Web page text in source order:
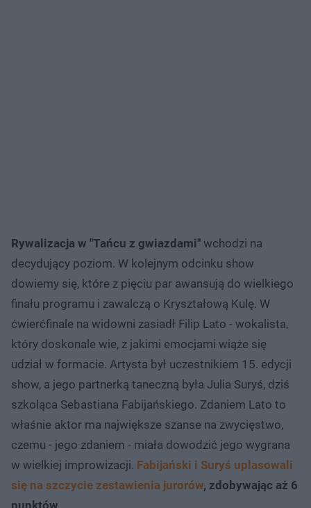
Rywalizacja w "Tańcu z gwiazdami" wchodzi na
decydujący poziom. W kolejnym odcinku show
dowiemy się, które z pięciu par awansują do wielkiego
finału programu i zawalczą o Kryształową Kulę. W
ćwierćfinale na widowni zasiadł Filip Lato - wokalista,
który doskonale wie, z jakimi emocjami wiąże się
udział w formacie. Artysta był uczestnikiem 15. edycji
show, a jego partnerką taneczną była Julia Suryś, dziś
szkoląca Sebastiana Fabijańskiego. Zdaniem Lato to
właśnie aktor ma największe szanse na zwycięstwo,
czemu - jego zdaniem - miała dowodzić jego wygrana
w wielkiej improwizacji. Fabijański i Suryś uplasowali
się na szczycie zestawienia jurorów, zdobywając aż 6
punktów